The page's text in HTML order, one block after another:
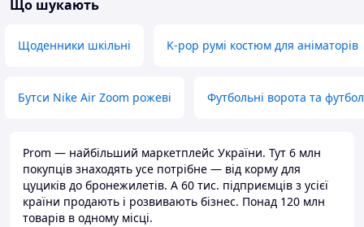
Що шукають
Щоденники шкільні K-pop румі костюм для аніматорів
Бутси Nike Air Zoom рожеві Футбольні ворота та
Prom — найбільший маркетплейс України. Тут 6 млн
покупців знаходять усе потрібне — від корму для
цуциків до бронежилетів. А 60 тис. підприємців з усієї
країни продають і розвивають бізнес. Понад 120 млн
товарів в одному місці.